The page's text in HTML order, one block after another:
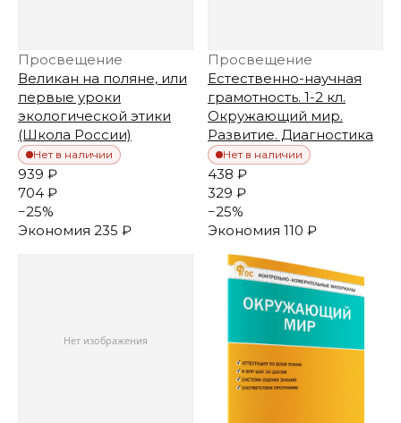
Просвещение
Великан на поляне, или
первые уроки
экологической этики
(Школа России)
Нет в наличии
939 ₽
704 ₽
−25%
Экономия 235 ₽
Просвещение
Естественно-научная
грамотность. 1-2 кл.
Окружающий мир.
Развитие. Диагностика
Нет в наличии
438 ₽
329 ₽
−25%
Экономия 110 ₽